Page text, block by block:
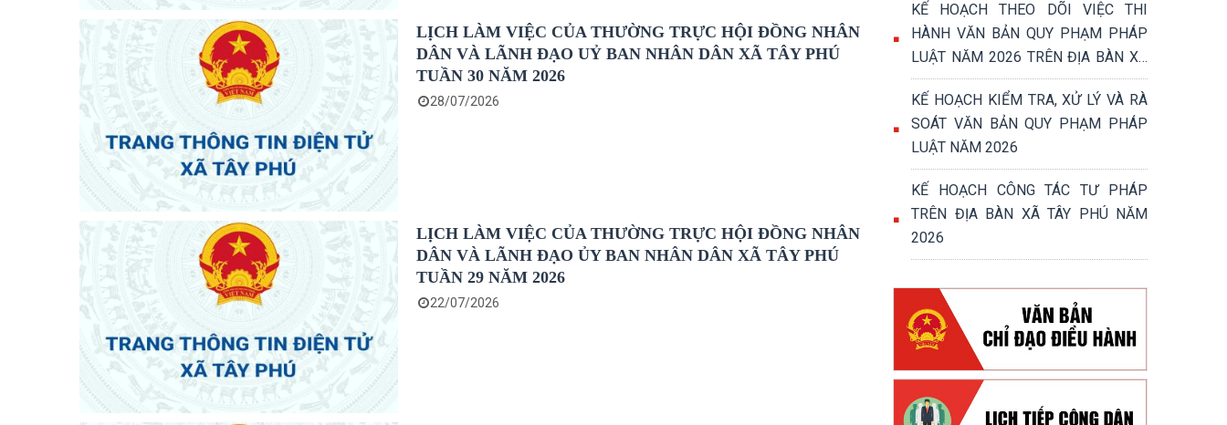
LỊCH LÀM VIỆC CỦA THƯỜNG TRỰC HỘI ĐỒNG NHÂN
DÂN VÀ LÃNH ĐẠO UỶ BAN NHÂN DÂN XÃ TÂY PHÚ
TUẦN 30 NĂM 2026
28/07/2026
LỊCH LÀM VIỆC CỦA THƯỜNG TRỰC HỘI ĐỒNG NHÂN
DÂN VÀ LÃNH ĐẠO ỦY BAN NHÂN DÂN XÃ TÂY PHÚ
TUẦN 29 NĂM 2026
22/07/2026
KẾ HOẠCH THEO DÕI VIỆC THI
HÀNH VĂN BẢN QUY PHẠM PHÁP
LUẬT NĂM 2026 TRÊN ĐỊA BÀN XÃ
TÂY PHÚ
KẾ HOẠCH KIỂM TRA, XỬ LÝ VÀ RÀ
SOÁT VĂN BẢN QUY PHẠM PHÁP
LUẬT NĂM 2026
KẾ HOẠCH CÔNG TÁC TƯ PHÁP
TRÊN ĐỊA BÀN XÃ TÂY PHÚ NĂM
2026